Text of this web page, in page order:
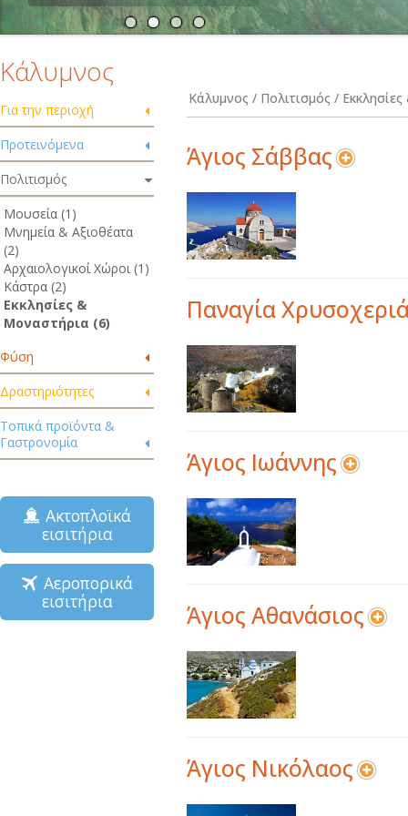
Κάλυμνος
Για την περιοχή
Προτεινόμενα
Πολιτισμός
Μουσεία (1)
Μνημεία & Αξιοθέατα
(2)
Αρχαιολογικοί Χώροι (1)
Κάστρα (2)
Εκκλησίες &
Μοναστήρια (6)
Φύση
Δραστηριότητες
Τοπικά προϊόντα &
Γαστρονομία
Ακτοπλοϊκά
εισιτήρια
Αεροπορικά
εισιτήρια
Κάλυμνος / Πολιτισμός /
Άγιος Σάββας
Παναγία
Άγιος Ιωάννης
Άγιος Αθανάσιος
Άγιος Νικόλαος